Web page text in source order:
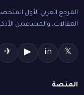
المرجع العربي الأول
المقالات، والمساعدين
𝕏
in
▶
✈
المنصة